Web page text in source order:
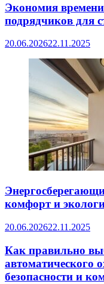
Экономия
подрядчиков для
20.06.202622.11.2025
комфорт и
20.06.202622.11.2025
Как правильно
автоматического
безопасности и